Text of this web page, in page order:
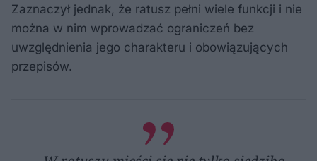
Zaznaczył jednak, że ratusz pełni wiele funkcji i nie
można w nim wprowadzać ograniczeń bez
uwzględnienia jego charakteru i obowiązujących
przepisów.